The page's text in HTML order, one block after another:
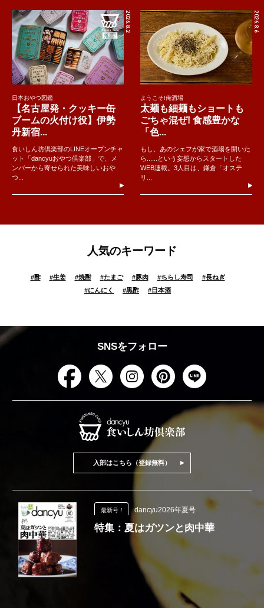
2026.8.2
日本おやつ図鑑
【名古屋発・クッキー缶
ブームの火付け役】伊勢
丹新宿...
食いしん坊倶楽部のLINEオープンチャ
ット「dancyuおやつ倶楽部」で、メ
ンバーから寄せられた美味しいおや
つ...
2026.8.6
ようこそ!俺酒場
太麺も細麺もショートも
ごちゃ混ぜ! 食感豊かな
「色...
もし、あのシェフが家で酒場を開いた
ら......という妄想からスタートした
WEB連載。3人目は、鎌倉「オステ
リ...
人気のキーワード
#酢 #生姜 #焼酎 #たまご #豚肉 #ちらし寿司 #長ねぎ
#にんにく #黒酢 # 日本酒
SNSをフォロー
入部はこちら（登録無料）
最新号！ dancyu2026年夏号
特集：夏はガツンと肉中華